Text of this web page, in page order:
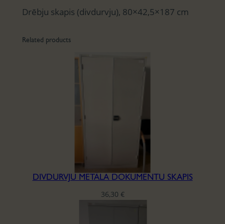
Drēbju skapis (divdurvju), 80×42,5×187 cm
Related products
DIVDURVJU METĀLA DOKUMENTU SKAPIS
36,30 €